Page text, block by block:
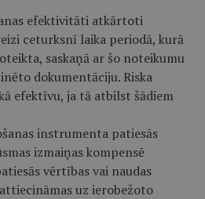
efektivitāti atkārtoti
ceturksnī laika periodā, kurā
saskaņā ar šo noteikumu
dokumentāciju. Riska
efektīvu, ja tā atbilst šādiem
instrumenta patiesās
izmaiņas kompensē
vērtības vai naudas
uz ierobežoto